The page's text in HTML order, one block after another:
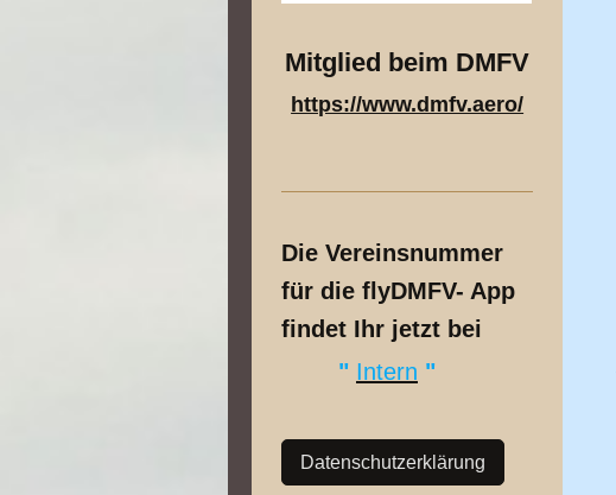
Mitglied beim DMFV
https://www.dmfv.aero/
Die Vereinsnummer
für die flyDMFV- App
findet Ihr jetzt bei
" Intern "
Datenschutzerklärung